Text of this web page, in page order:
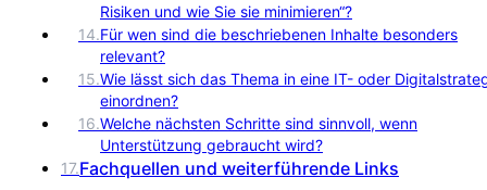
Risiken und wie Sie sie minimieren“?
14.Für wen sind die beschriebenen Inhalte besonders
relevant?
15.Wie lässt sich das Thema in eine IT- oder
einordnen?
16.Welche nächsten Schritte sind sinnvoll, wenn
Unterstützung gebraucht wird?
17.Fachquellen und weiterführende Links